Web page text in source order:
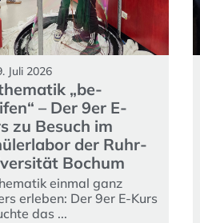
Juli 2026
„be-
– Der 9er E-
zu Besuch im
der Ruhr-
Bochum
einmal ganz
erleben: Der 9er E-Kurs
das ...